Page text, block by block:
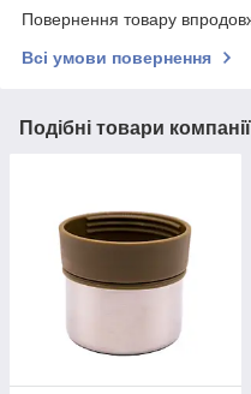
Повернення товару
Всі умови повернення
Подібні товари компанії